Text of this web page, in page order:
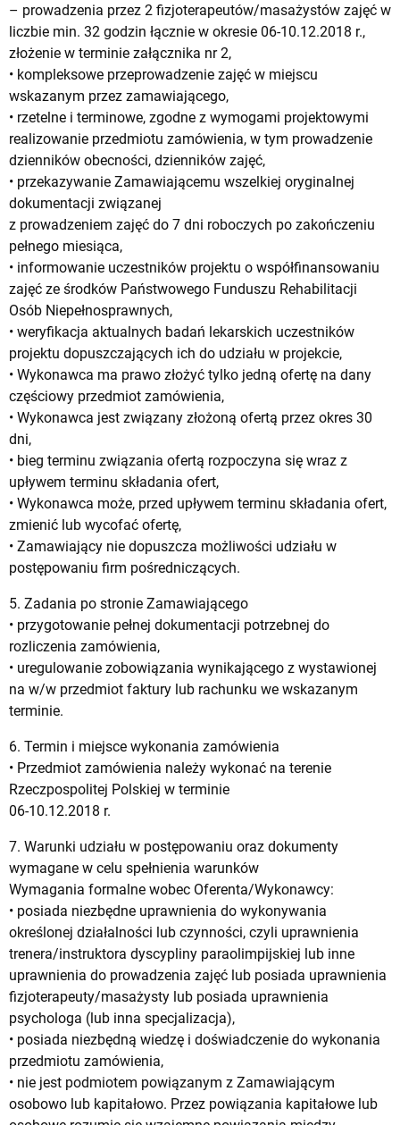
– prowadzenia przez 2 fizjoterapeutów/masażystów zajęć w
liczbie min. 32 godzin łącznie w okresie 06-10.12.2018 r.,
złożenie w terminie załącznika nr 2,
• kompleksowe przeprowadzenie zajęć w miejscu
wskazanym przez zamawiającego,
• rzetelne i terminowe, zgodne z wymogami projektowymi
realizowanie przedmiotu zamówienia, w tym prowadzenie
dzienników obecności, dzienników zajęć,
• przekazywanie Zamawiającemu wszelkiej oryginalnej
dokumentacji związanej
z prowadzeniem zajęć do 7 dni roboczych po zakończeniu
pełnego miesiąca,
• informowanie uczestników projektu o współfinansowaniu
zajęć ze środków Państwowego Funduszu Rehabilitacji
Osób Niepełnosprawnych,
• weryfikacja aktualnych badań lekarskich uczestników
projektu dopuszczających ich do udziału w projekcie,
• Wykonawca ma prawo złożyć tylko jedną ofertę na dany
częściowy przedmiot zamówienia,
• Wykonawca jest związany złożoną ofertą przez okres 30
dni,
• bieg terminu związania ofertą rozpoczyna się wraz z
upływem terminu składania ofert,
• Wykonawca może, przed upływem terminu składania ofert,
zmienić lub wycofać ofertę,
• Zamawiający nie dopuszcza możliwości udziału w
postępowaniu firm pośredniczących.
5. Zadania po stronie Zamawiającego
• przygotowanie pełnej dokumentacji potrzebnej do
rozliczenia zamówienia,
• uregulowanie zobowiązania wynikającego z wystawionej
na w/w przedmiot faktury lub rachunku we wskazanym
terminie.
6. Termin i miejsce wykonania zamówienia
• Przedmiot zamówienia należy wykonać na terenie
Rzeczpospolitej Polskiej w terminie
06-10.12.2018 r.
7. Warunki udziału w postępowaniu oraz dokumenty
wymagane w celu spełnienia warunków
Wymagania formalne wobec Oferenta/Wykonawcy:
• posiada niezbędne uprawnienia do wykonywania
określonej działalności lub czynności, czyli uprawnienia
trenera/instruktora dyscypliny paraolimpijskiej lub inne
uprawnienia do prowadzenia zajęć lub posiada uprawnienia
fizjoterapeuty/masażysty lub posiada uprawnienia
psychologa (lub inna specjalizacja),
• posiada niezbędną wiedzę i doświadczenie do wykonania
przedmiotu zamówienia,
• nie jest podmiotem powiązanym z Zamawiającym
osobowo lub kapitałowo. Przez powiązania kapitałowe lub